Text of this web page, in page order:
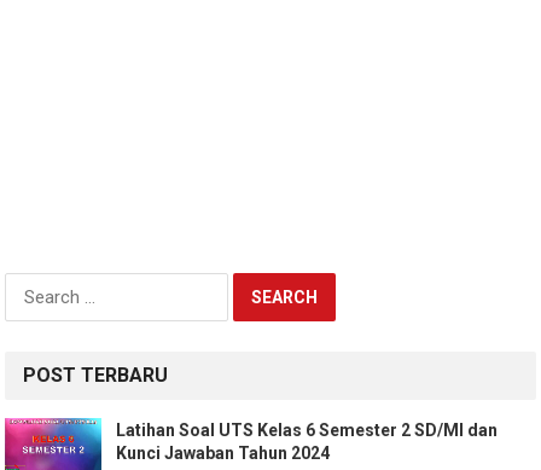
Search
POST TERBARU
Latihan Soal UTS Kelas 6 Semester 2 SD/MI dan
Kunci Jawaban Tahun 2024